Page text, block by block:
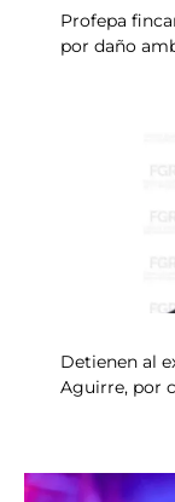
Profepa
por daño
Detienen al
Aguirre, por